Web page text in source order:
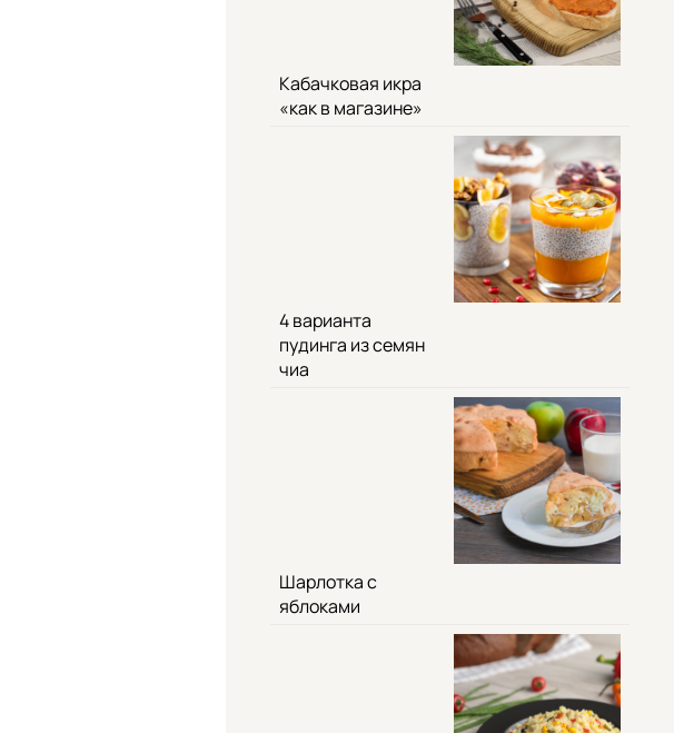
Кабачковая икра
«как в магазине»
4 варианта
пудинга из семян
чиа
Шарлотка с
яблоками